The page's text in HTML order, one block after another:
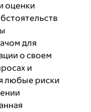
оценки
для
о своем
и
любые риски